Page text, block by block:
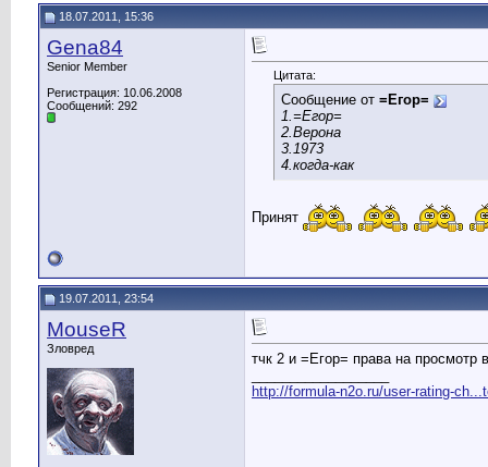
18.07.2011, 15:36
Gena84
Senior Member
Регистрация: 10.06.2008
Сообщений: 292
Цитата:
Сообщение от =Егор=
1.=Егор=
2.Верона
3.1973
4.когда-как
Принят
19.07.2011, 23:54
MouseR
Зловред
тчк 2 и =Егор= права на
http://formula-n2o.ru/user-rating-